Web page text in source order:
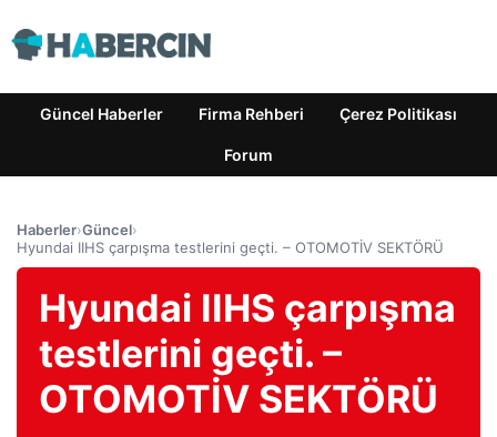
Güncel Haberler Firma Rehberi Çerez Politikası
Forum
Haberler›Güncel›
Hyundai IIHS çarpışma testlerini geçti. – OTOMOTİV SEKTÖRÜ
Hyundai IIHS çarpışma
testlerini geçti. –
OTOMOTİV SEKTÖRÜ